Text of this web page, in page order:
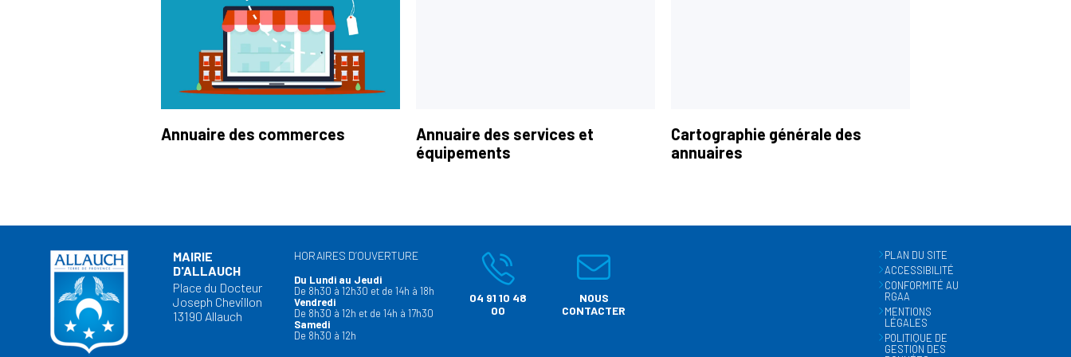
Annuaire des commerces
Annuaire des services et
équipements
Cartographie générale des
annuaires
MAIRIE
D'ALLAUCH
Place du Docteur
Joseph Chevillon
13190 Allauch
HORAIRES D’OUVERTURE
Du Lundi au Jeudi
De 8h30 à 12h30 et de 14h à 18h
Vendredi
De 8h30 à 12h et de 14h à 17h30
Samedi
De 8h30 à 12h
04 91 10 48
00
NOUS
CONTACTER
PLAN DU SITE
ACCESSIBILITÉ
CONFORMITÉ AU
RGAA
MENTIONS
LÉGALES
POLITIQUE DE
GESTION DES